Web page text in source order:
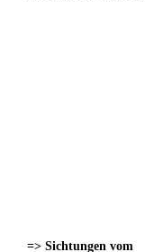
=> Sichtungen vom